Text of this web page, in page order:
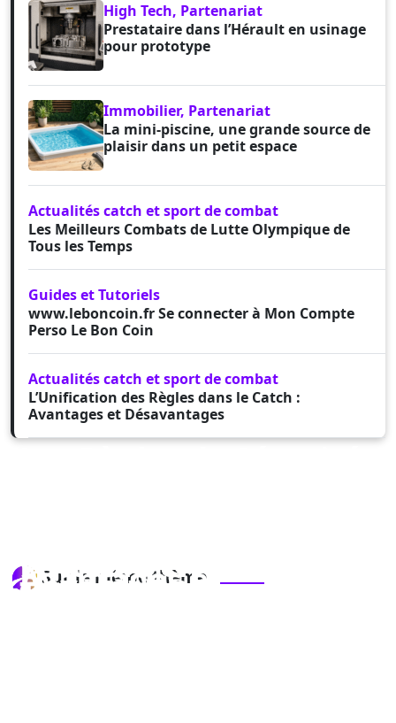
High Tech, Partenariat
Prestataire dans l’Hérault en usinage
pour prototype
Immobilier, Partenariat
La mini-piscine, une grande source de
plaisir dans un petit espace
Actualités catch et sport de combat
Les Meilleurs Combats de Lutte Olympique de
Tous les Temps
Guides et Tutoriels
www.leboncoin.fr Se connecter à Mon Compte
Perso Le Bon Coin
Actualités catch et sport de combat
L’Unification des Règles dans le Catch :
Avantages et Désavantages
Sur le même thème
de Lutte Olympique de
Tous les Temps
Avantages et
Lutteurs en
Compétition
Devenir un